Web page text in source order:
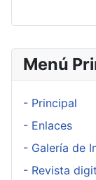
Menú
- Principal
- Enlaces
- Galería de
- Revista